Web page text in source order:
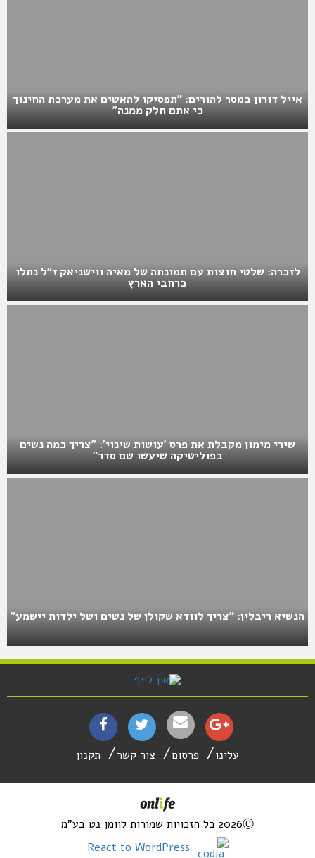
אייל דורון במסר להורים: "תפסיקו להאשים את מערכת החינוך
כי אתם חלק ממנה"
לזכרה: שלטי חוצות עם תמונתה של מאיה ווישניאק ז"ל נתלו
ברחבי הארץ
שירי מימון מקבלת את פרס 'עושות שינוי': "צריך כמה נשים
בפוליטיקה שיעשו שם סדר"
הנשיא ריבלין: "צריך לוודא שקולן של נשים ושל ילדות יישמע"
עלינו פרסום צור קשר תקנון
2026Ⓒ כל הזכויות שמורות לוומן נט בע"מ